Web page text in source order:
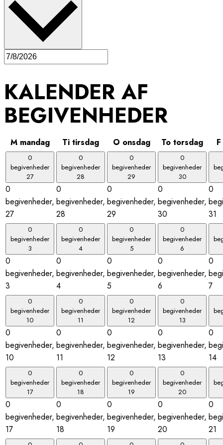
KALENDER AF
BEGIVENHEDER
M mandag Ti tirsdag O onsdag To torsdag F
0
begivenheder
27
0
begivenheder,
27
0
begivenheder
28
0
begivenheder,
28
0
begivenheder
29
0
begivenheder,
29
0
begivenheder
30
0
begivenheder,
30
0
31
0
begivenheder
3
0
begivenheder,
3
0
begivenheder
4
0
begivenheder,
4
0
begivenheder
5
0
begivenheder,
5
0
begivenheder
6
0
begivenheder,
6
0
7
0
begivenheder
10
0
begivenheder,
10
0
begivenheder
11
0
begivenheder,
11
0
begivenheder
12
0
begivenheder,
12
0
begivenheder
13
0
begivenheder,
13
0
14
0
begivenheder
17
0
begivenheder,
17
0
begivenheder
18
0
begivenheder,
18
0
begivenheder
19
0
begivenheder,
19
0
begivenheder
20
0
begivenheder,
20
0
21